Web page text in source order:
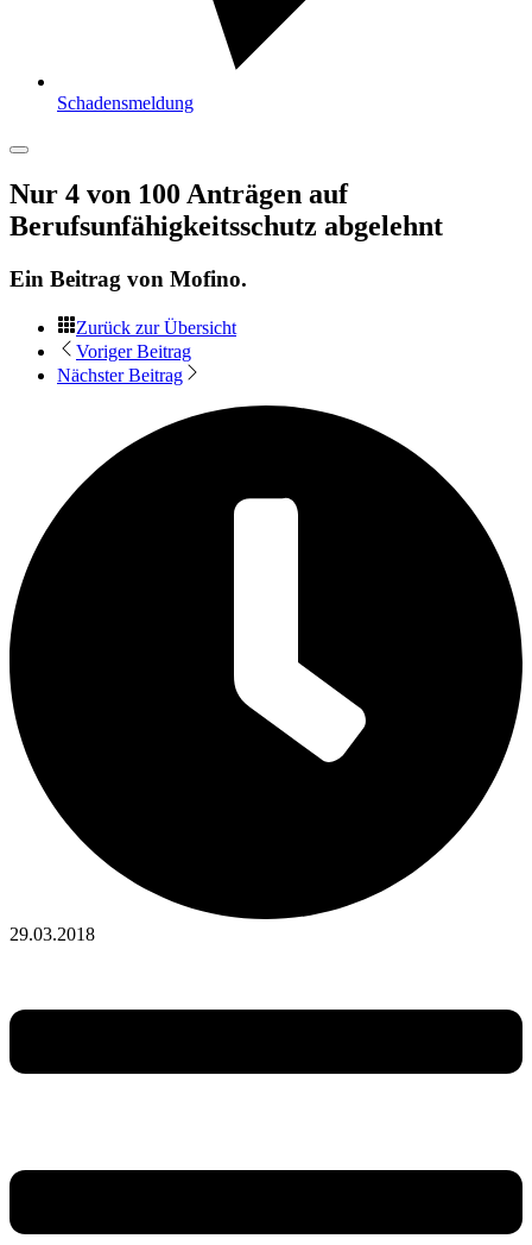
Schadensmeldung
Nur 4 von 100 Anträgen auf
Berufsunfähigkeitsschutz abgelehnt
Ein Beitrag von Mofino.
Zurück zur Übersicht
Voriger Beitrag
Nächster Beitrag
29.03.2018